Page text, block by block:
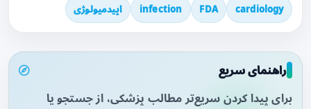
cardiology
FDA
infection اپیدمیولوژی
راهنمای سریع
برای پیدا کردن سریع‌تر مطالب پزشکی، از جستجو یا